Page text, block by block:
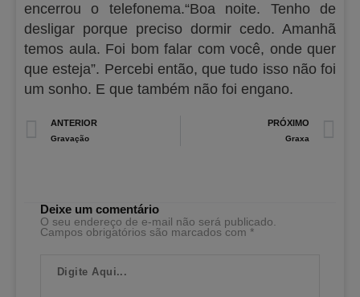
encerrou o telefonema.“Boa noite. Tenho de
desligar porque preciso dormir cedo. Amanhã
temos aula. Foi bom falar com você, onde quer
que esteja”. Percebi então, que tudo isso não foi
um sonho. E que também não foi engano.
Prev
ANTERIOR
Gravação
PRÓXIMO
Graxa
Deixe um comentário
O seu endereço de e-mail não será publicado.
Campos obrigatórios são marcados com *
Aqui...